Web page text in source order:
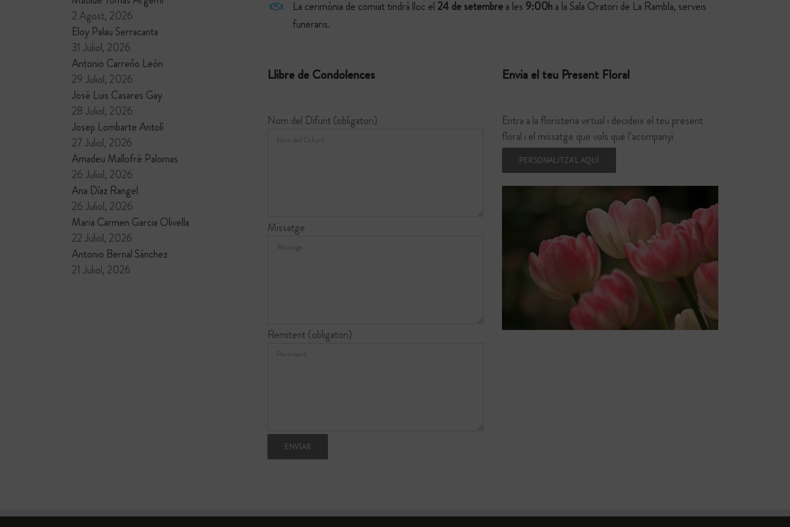
La cerimònia de comiat tindrà lloc el 24de setembrea les 9:00ha la Sala Oratori de La Rambla, serveis
funeraris.
Llibre de Condolences
Nom del Difunt (obligatori)
Missatge
Remitent (obligatori)
Envia el teu Present Floral
Entra a la floristeria virtual i decideix el teu present
floral i el missatge que vols que l’acompanyi
PERSONALITZA’L AQUÍ
2 Agost, 2026
Eloy Palau Serracanta
31 Juliol, 2026
Antonio Carreño León
29 Juliol, 2026
José Luis Casares Gay
28 Juliol, 2026
Josep Lombarte Antolí
27 Juliol, 2026
Amadeu Mallofré Palomas
26 Juliol, 2026
Ana Díaz Rangel
26 Juliol, 2026
Maria Carmen Garcia Olivella
22 Juliol, 2026
Antonio Bernal Sánchez
21 Juliol, 2026